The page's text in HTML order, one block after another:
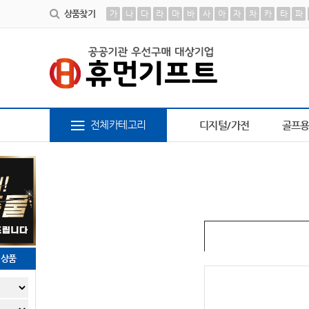
상품찾기 가 나 다 라 마 바 사 아 자 차 카 타 파
AP-100413 1 AP-100013 2
전체카테고리 디지털/가전 골프
품